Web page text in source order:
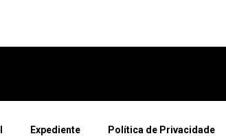
Expediente Política de Privacidade